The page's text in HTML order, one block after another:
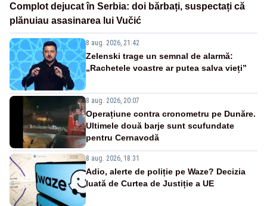
Complot dejucat în Serbia: doi bărbați, suspectați că
plănuiau asasinarea lui Vučić
8 aug. 2026, 21:42
Zelenski trage un semnal de alarmă:
„Rachetele voastre ar putea salva vieți”
8 aug. 2026, 20:07
Operațiune contra cronometru pe Dunăre.
Ultimele două barje sunt scufundate
pentru Cernavodă
8 aug. 2026, 18:31
Adio, alerte de poliție pe Waze? Decizia
luată de Curtea de Justiție a UE